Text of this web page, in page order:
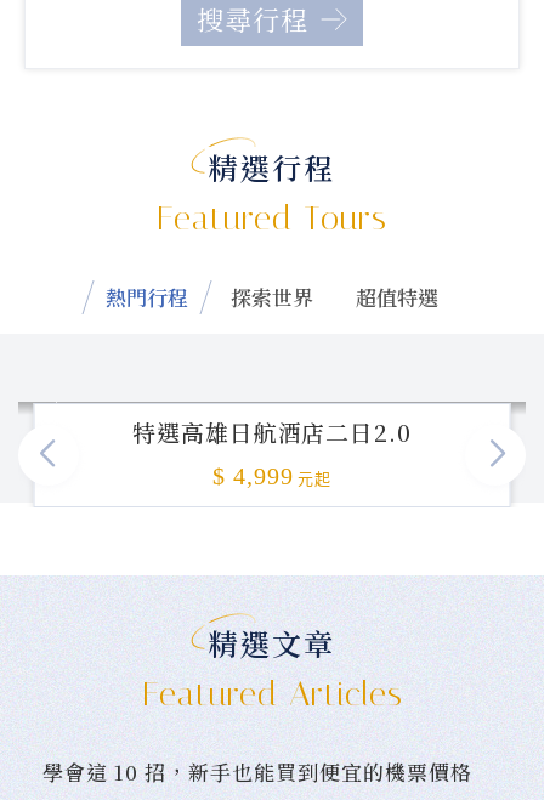
精選行程
Featured Tours
熱門行程 探索世界 超值特選
特選高雄日航酒店二日2.0
$ 4,999 元起
精選文章
Featured Articles
學會這 10 招，新手也能買到便宜的機票價格